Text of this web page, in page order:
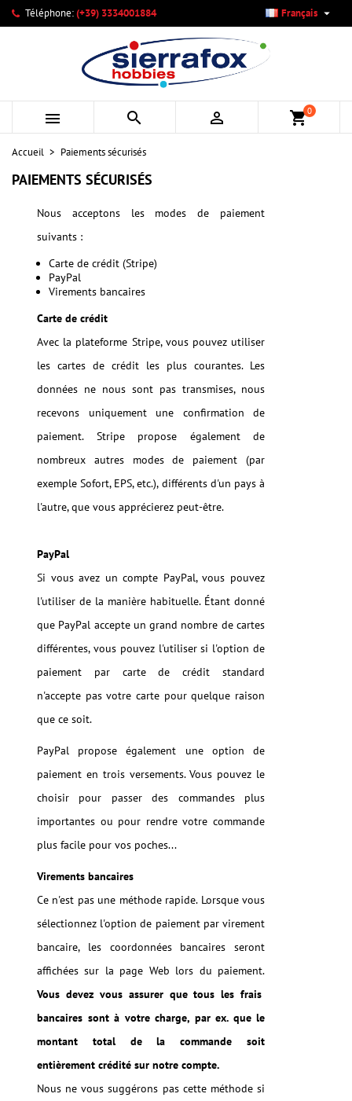
Téléphone:(+39) 3334001884 Français 
   shopping_cart0
Accueil Paiements sécurisés
PAIEMENTS SÉCURISÉS
Nous acceptons les modes de paiement
suivants :
Carte de crédit (Stripe)
PayPal
Virements bancaires
Carte de crédit
Avec la plateforme Stripe, vous pouvez utiliser
les cartes de crédit les plus courantes. Les
données ne nous sont pas transmises, nous
recevons uniquement une confirmation de
paiement. Stripe propose également de
nombreux autres modes de paiement (par
exemple Sofort, EPS, etc.), différents d'un pays à
l'autre, que vous apprécierez peut-être.
PayPal
Si vous avez un compte PayPal, vous pouvez
l'utiliser de la manière habituelle. Étant donné
que PayPal accepte un grand nombre de cartes
différentes, vous pouvez l'utiliser si l'option de
paiement par carte de crédit standard
n'accepte pas votre carte pour quelque raison
que ce soit.
PayPal propose également une option de
paiement en trois versements. Vous pouvez le
choisir pour passer des commandes plus
importantes ou pour rendre votre commande
plus facile pour vos poches...
Virements bancaires
Ce n'est pas une méthode rapide. Lorsque vous
sélectionnez l'option de paiement par virement
bancaire, les coordonnées bancaires seront
affichées sur la page Web lors du paiement.
Vous devez vous assurer que tous les frais
bancaires sont à votre charge, par ex. que le
montant total de la commande soit
entièrement crédité sur notre compte.
Nous ne vous suggérons pas cette méthode si
Mes listes d'envies ×
Créer une nouvelle liste
((modalTitle)) ×
((confirmMessage))
((cancelText)) ((modalDeleteText))
Créer une liste d'envies ×
Nom de la liste d'envies
Annuler
Connexion ×
Vous devez être connecté pour ajouter des produits à votre
liste d'envies.
Annuler Connexion